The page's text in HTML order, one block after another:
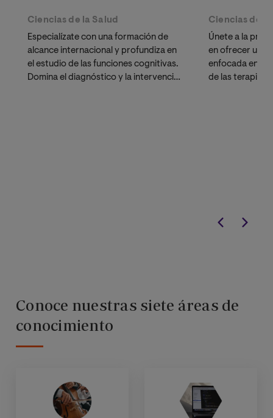
Ciencias de la Salud
Especialízate con una formación de
alcance internacional y profundiza en
el estudio de las funciones cognitivas.
Domina el diagnóstico y la intervención
Ciencias de
Únete a la
en ofrecer una
enfocada en la
de las terapias
Conoce nuestras siete áreas de
conocimiento